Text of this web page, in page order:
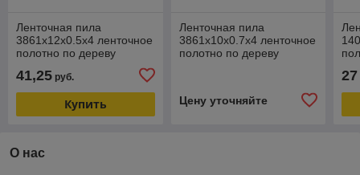
Ленточная пила
3861х12х0.5х4 ленточное
полотно по дереву
41,25 руб.
Купить
Ленточная пила
3861х10х0.7х4 ленточное
полотно по дереву
Цену уточняйте
27
О нас